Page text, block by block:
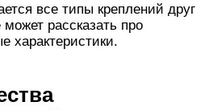
все типы креплений друг
рассказать про
характеристики.